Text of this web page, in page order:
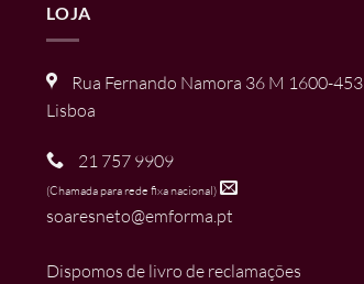
LOJA
Rua Fernando Namora 36 M 1600-453
Lisboa
21 757 9909
(Chamada para rede fixa nacional)
soaresneto@emforma.pt
Dispomos de livro de reclamações